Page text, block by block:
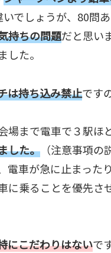
でしょうが、80問
持ちの問題だと思い
した。
は持ち込み禁止です
場まで電車で３駅ほ
した。 （注意事項
電車が急に止まった
に乗ることを優先
にこだわりはないで